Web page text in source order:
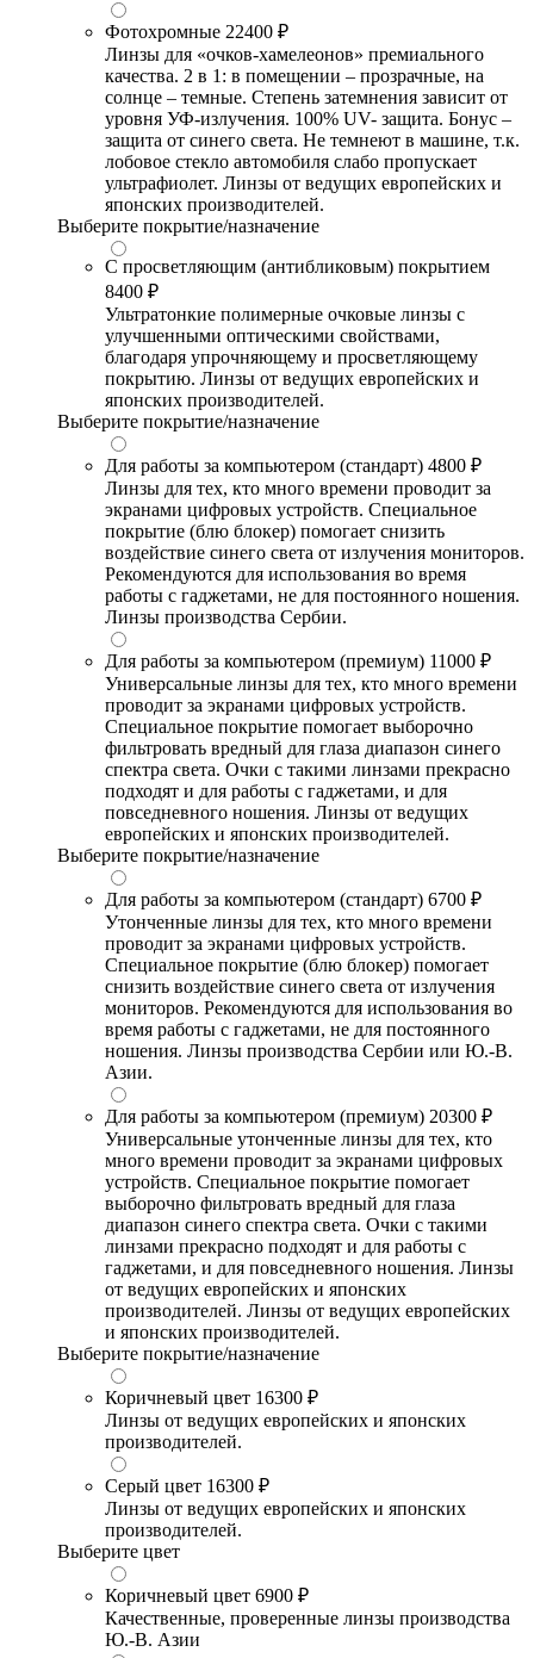
Фотохромные 22400 ₽
Линзы для «очков-хамелеонов» премиального
качества. 2 в 1: в помещении – прозрачные, на
солнце – темные. Степень затемнения зависит от
уровня УФ-излучения. 100% UV- защита. Бонус –
защита от синего света. Не темнеют в машине, т.к.
лобовое стекло автомобиля слабо пропускает
ультрафиолет. Линзы от ведущих европейских и
японских производителей.
Выберите покрытие/назначение
С просветляющим (антибликовым) покрытием
8400 ₽
Ультратонкие полимерные очковые линзы с
улучшенными оптическими свойствами,
благодаря упрочняющему и просветляющему
покрытию. Линзы от ведущих европейских и
японских производителей.
Выберите покрытие/назначение
Для работы за компьютером (стандарт) 4800 ₽
Линзы для тех, кто много времени проводит за
экранами цифровых устройств. Специальное
покрытие (блю блокер) помогает снизить
воздействие синего света от излучения мониторов.
Рекомендуются для использования во время
работы с гаджетами, не для постоянного ношения.
Линзы производства Сербии.
Для работы за компьютером (премиум) 11000 ₽
Универсальные линзы для тех, кто много времени
проводит за экранами цифровых устройств.
Специальное покрытие помогает выборочно
фильтровать вредный для глаза диапазон синего
спектра света. Очки с такими линзами прекрасно
подходят и для работы с гаджетами, и для
повседневного ношения. Линзы от ведущих
европейских и японских производителей.
Выберите покрытие/назначение
Для работы за компьютером (стандарт) 6700 ₽
Утонченные линзы для тех, кто много времени
проводит за экранами цифровых устройств.
Специальное покрытие (блю блокер) помогает
снизить воздействие синего света от излучения
мониторов. Рекомендуются для использования во
время работы с гаджетами, не для постоянного
ношения. Линзы производства Сербии или Ю.-В.
Азии.
Для работы за компьютером (премиум) 20300 ₽
Универсальные утонченные линзы для тех, кто
много времени проводит за экранами цифровых
устройств. Специальное покрытие помогает
выборочно фильтровать вредный для глаза
диапазон синего спектра света. Очки с такими
линзами прекрасно подходят и для работы с
гаджетами, и для повседневного ношения. Линзы
от ведущих европейских и японских
производителей. Линзы от ведущих европейских
и японских производителей.
Выберите покрытие/назначение
Коричневый цвет 16300 ₽
Линзы от ведущих европейских и японских
производителей.
Серый цвет 16300 ₽
Линзы от ведущих европейских и японских
производителей.
Выберите цвет
Коричневый цвет 6900 ₽
Качественные, проверенные линзы производства
Ю.-В. Азии